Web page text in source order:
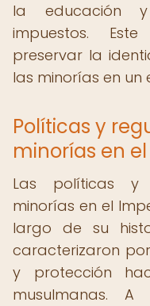
la educación
impuestos.
preservar la
las minorías en un
Políticas y
minorías en
Las políticas y
minorías en el
largo de su
caracterizaron
y protección
musulmanas.